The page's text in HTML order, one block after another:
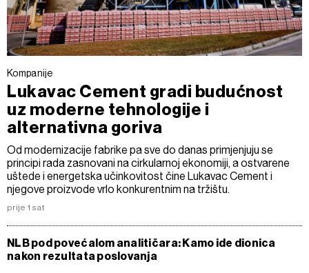
Kompanije
Lukavac Cement gradi budućnost
uz moderne tehnologije i
alternativna goriva
Od modernizacije fabrike pa sve do danas primjenjuju se
principi rada zasnovani na cirkularnoj ekonomiji, a ostvarene
uštede i energetska učinkovitost čine Lukavac Cement i
njegove proizvode vrlo konkurentnim na tržištu.
prije 1 sat
NLB pod povećalom analitičara: Kamo ide dionica
nakon rezultata poslovanja